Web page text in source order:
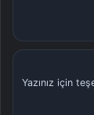
Yazınız için